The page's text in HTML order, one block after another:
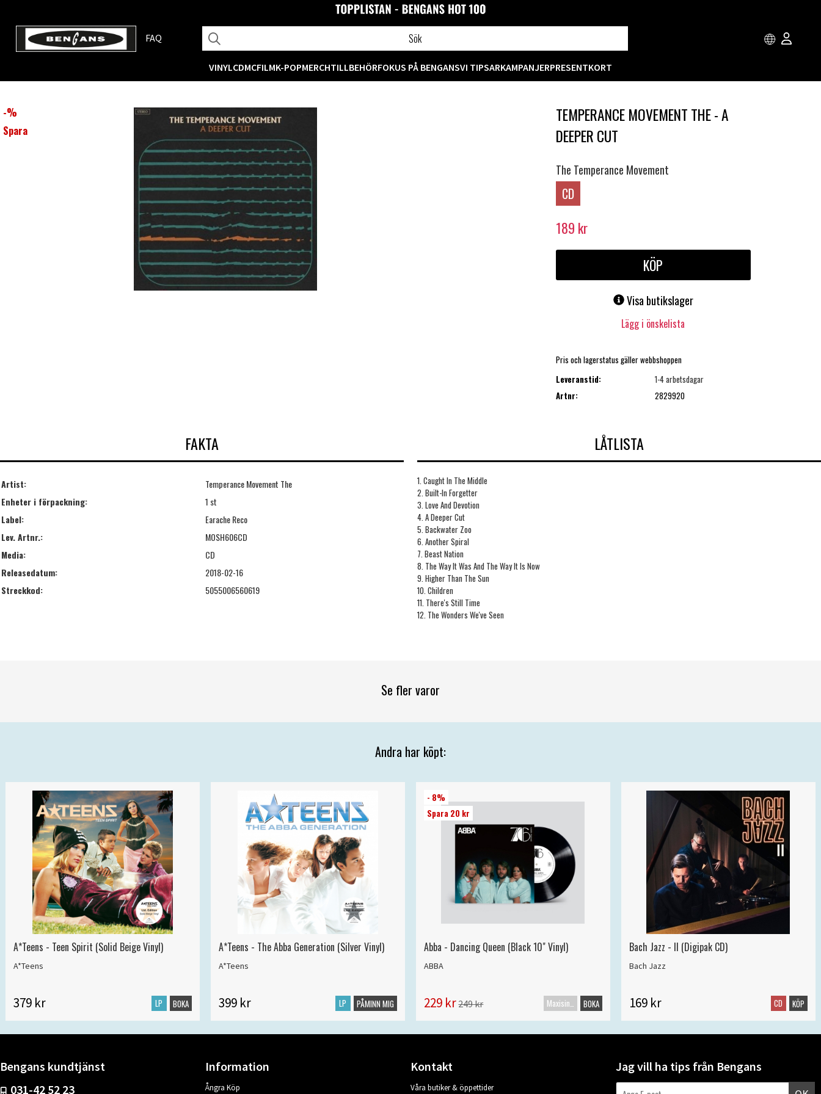
FAQ
VINYLCDMCFILMK-POPMERCHTILLBEHÖRFOKUS PÅ BENGANSVI TIPSARKAMPANJERPRESENTKORT
-%
Spara
TEMPERANCE MOVEMENT THE - A
DEEPER CUT
The Temperance Movement
CD
189 kr
KÖP
Visa butikslager
Lägg i önskelista
Pris och lagerstatus gäller webbshoppen
Leveranstid:
1-4 arbetsdagar
Artnr:
2829920
FAKTA
Artist:
Temperance Movement The
Enheter i förpackning:
1 st
Label:
Earache Reco
Lev. Artnr.:
MOSH606CD
Media:
CD
Releasedatum:
2018-02-16
Streckkod:
5055006560619
LÅTLISTA
1. Caught In The Middle
2. Built-In Forgetter
3. Love And Devotion
4. A Deeper Cut
5. Backwater Zoo
6. Another Spiral
7. Beast Nation
8. The Way It Was And The Way It Is Now
9. Higher Than The Sun
10. Children
11. There's Still Time
12. The Wonders We've Seen
Se fler varor
Andra har köpt:
A*Teens - Teen Spirit (Solid Beige Vinyl)
A*Teens
379 kr LP BOKA
A*Teens - The Abba Generation (Silver Vinyl)
A*Teens
399 kr LP PÅMINN MIG
- 8%
Spara 20 kr
Abba - Dancing Queen (Black 10" Vinyl)
ABBA
229 kr249 kr Maxisingel BOKA
Bach Jazz - II (Digipak CD)
Bach Jazz
169 kr CD KÖP
Bengans kundtjänst
031-42 52 23
Information
Ångra Köp
Kontakt
Våra butiker & öppettider
Jag vill ha tips från Bengans